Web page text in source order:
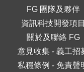
FG 團隊及夥伴
資訊科技開發項目
關於及聯絡 FG
意見收集 -義工招
私穩條例 - 免責聲